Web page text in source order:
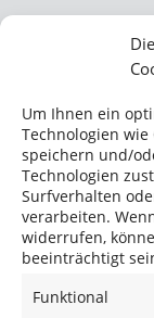
Um Ihnen ein
Technologien
speichern und/
Technologien
Surfverhalten
verarbeiten.
widerrufen,
beeinträchtigt
Funktional
BUSS
CH-4133
Schweiz
Telefon:+41
Fax: +41 61
info@buss-
SOCIAL